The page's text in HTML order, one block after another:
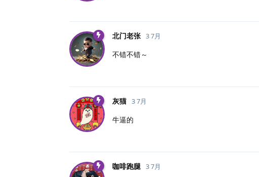
北门老张 3 7月
不错不错～
灰猫 3 7月
牛逼的
咖啡跑腿 3 7月